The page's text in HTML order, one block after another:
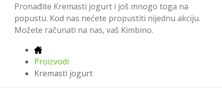
Pronađite Kremasti jogurt i još mnogo toga na
popustu. Kod nas nećete propustiti nijednu akciju.
Možete računati na nas, vaš Kimbino.
Proizvodi
Kremasti jogurt